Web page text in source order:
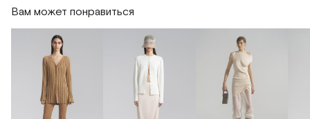
Вам может понравиться